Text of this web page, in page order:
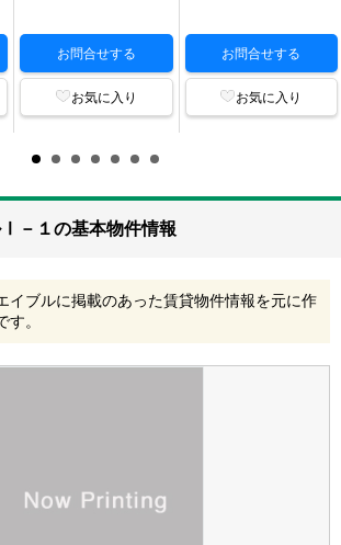
お問合せする
お気に入り
お問合せする
お気に入り
－１の基本物件情報
イブルに掲載のあった賃貸物件情報を元に作
。